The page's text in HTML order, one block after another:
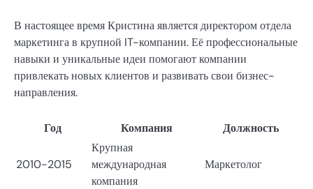
В настоящее время Кристина является директором отдела
маркетинга в крупной IT-компании. Её профессиональные
навыки и уникальные идеи помогают компании
привлекать новых клиентов и развивать свои бизнес-
направления.
Год Компания Должность
2010-2015
Крупная
международная
компания
Маркетолог